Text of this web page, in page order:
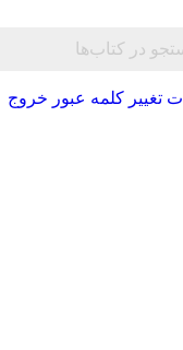
تغییر کلمه عبور خروج